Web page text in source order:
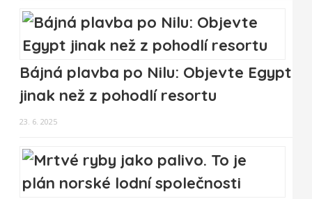
Bájná plavba po Nilu: Objevte Egypt
jinak než z pohodlí resortu
23. 6. 2025